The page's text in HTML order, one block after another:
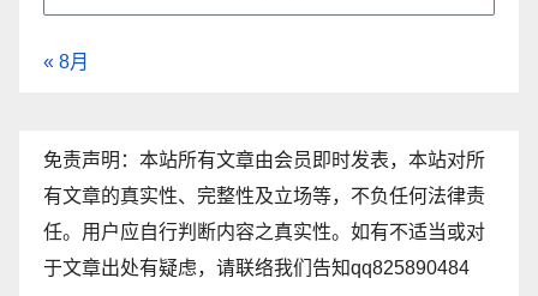
« 8月
免责声明：本站所有文章由会员即时发表，本站对所
有文章的真实性、完整性及立场等，不负任何法律责
任。用户应自行判断内容之真实性。如有不适当或对
于文章出处有疑虑，请联络我们告知qq825890484